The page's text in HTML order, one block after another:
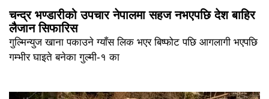
चन्द्र भण्डारीको उपचार नेपालमा सहज नभएपछि देश बाहिर
लैजान सिफारिस
गुल्मिन्युज खाना पकाउने ग्याँस लिक भएर बिष्फोट पछि आगलागी भएपछि
गम्भीर घाइते बनेका गुल्मी-१ का